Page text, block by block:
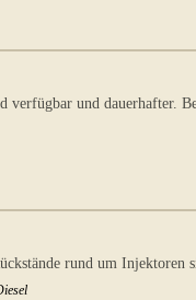
verfügbar und
rund um Injektoren